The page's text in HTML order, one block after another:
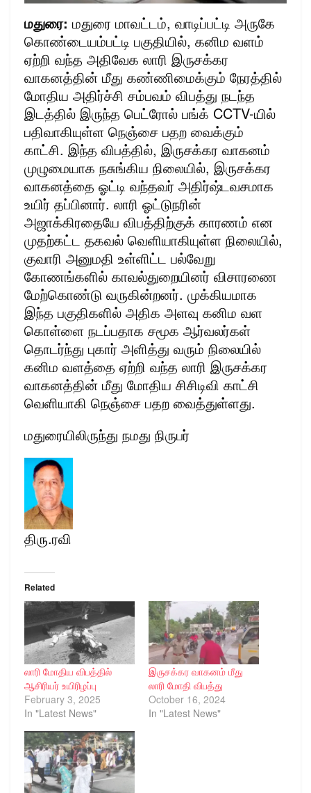
மதுரை: மதுரை மாவட்டம், வாடிப்பட்டி அருகே
கொண்டையம்பட்டி பகுதியில், கனிம வளம்
ஏற்றி வந்த அதிவேக லாரி இருசக்கர
வாகனத்தின் மீது கண்ணிமைக்கும் நேரத்தில்
மோதிய அதிர்ச்சி சம்பவம் விபத்து நடந்த
இடத்தில் இருந்த பெட்ரோல் பங்க் CCTV-யில்
பதிவாகியுள்ள நெஞ்சை பதற வைக்கும்
காட்சி. இந்த விபத்தில், இருசக்கர வாகனம்
முழுமையாக நசுங்கிய நிலையில், இருசக்கர
வாகனத்தை ஓட்டி வந்தவர் அதிர்ஷ்டவசமாக
உயிர் தப்பினார். லாரி ஓட்டுநரின்
அஜாக்கிரதையே விபத்திற்குக் காரணம் என
முதற்கட்ட தகவல் வெளியாகியுள்ள நிலையில்,
குவாரி அனுமதி உள்ளிட்ட பல்வேறு
கோணங்களில் காவல்துறையினர் விசாரணை
மேற்கொண்டு வருகின்றனர். முக்கியமாக
இந்த பகுதிகளில் அதிக அளவு கனிம வள
கொள்ளை நடப்பதாக சமூக ஆர்வலர்கள்
தொடர்ந்து புகார் அளித்து வரும் நிலையில்
கனிம வளத்தை ஏற்றி வந்த லாரி இருசக்கர
வாகனத்தின் மீது மோதிய சிசிடிவி காட்சி
வெளியாகி நெஞ்சை பதற வைத்துள்ளது.
மதுரையிலிருந்து நமது நிருபர்
திரு.ரவி
Related
லாரி மோதிய விபத்தில்
ஆசிரியர் உயிரிழப்பு
February 3, 2025
In "Latest News"
இருசக்கர வாகனம் மீது
லாரி மோதி விபத்து
October 16, 2024
In "Latest News"